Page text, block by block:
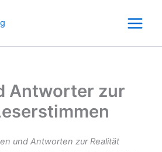
Antworter zur
und Antworten zur Realität